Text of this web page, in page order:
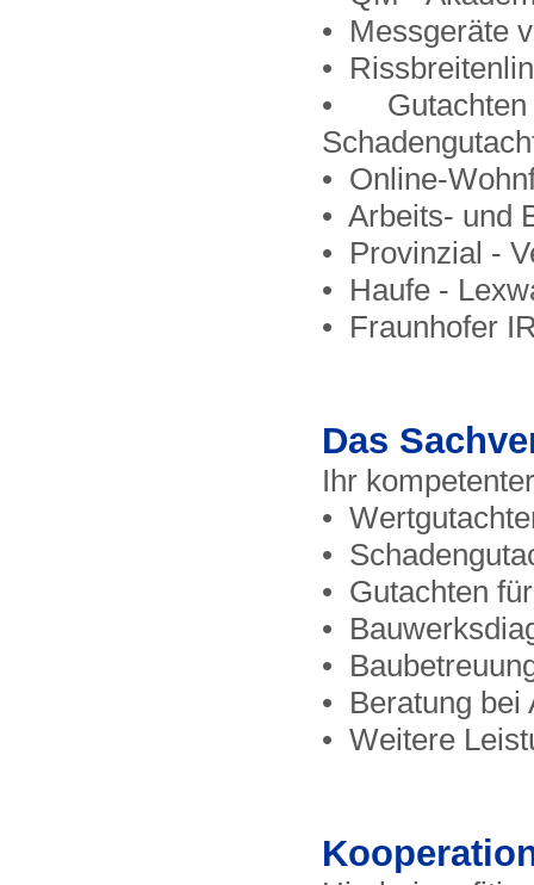
• Messgeräte
•
• Gutachten
• Online-
• Arbeits- und
• Provinzial -
• Haufe -
• Fraunhofer
Das
Ihr
•
•
• Gutachten
•
•
• Beratung bei
• Weitere